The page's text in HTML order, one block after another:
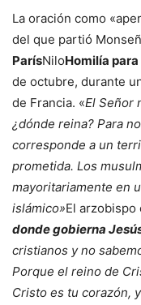
La oración como
del que partió
ParísNiloHomilía
de octubre, durante
de Francia. «El Señor
¿dónde reina? Para
corresponde a un
prometida. Los
mayoritariamente en
islámico»El arzobispo
donde gobierna
cristianos y no
Porque el reino de
Cristo es tu corazón,